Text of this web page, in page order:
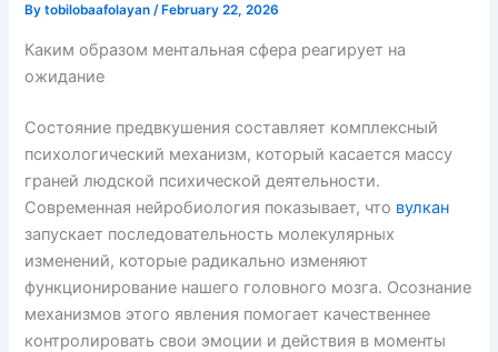
Bytobilobaafolayan/ February 22, 2026
Каким образом ментальная сфера реагирует на
ожидание
Состояние предвкушения составляет комплексный
психологический механизм, который касается массу
граней людской психической деятельности.
Современная нейробиология показывает, что вулкан
запускает последовательность молекулярных
изменений, которые радикально изменяют
функционирование нашего головного мозга. Осознание
механизмов этого явления помогает качественнее
контролировать свои эмоции и действия в моменты